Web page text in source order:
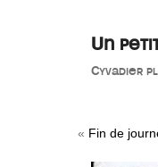
Un
Cyvadier
« Fin de